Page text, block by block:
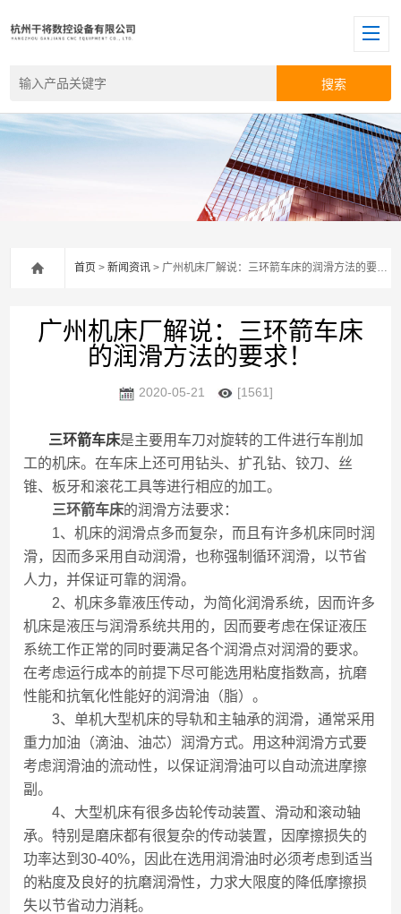
首页 >新闻资讯 > 广州机床厂解说：三环箭车床的润滑方法的要求！
广州机床厂解说：三环箭车床
的润滑方法的要求！
2020-05-21 [1561]
三环箭车床是主要用车刀对旋转的工件进行车削加
工的机床。在车床上还可用钻头、扩孔钻、铰刀、丝
锥、板牙和滚花工具等进行相应的加工。
三环箭车床的润滑方法要求：
1、机床的润滑点多而复杂，而且有许多机床同时润
滑，因而多采用自动润滑，也称强制循环润滑，以节省
人力，并保证可靠的润滑。
2、机床多靠液压传动，为简化润滑系统，因而许多
机床是液压与润滑系统共用的，因而要考虑在保证液压
系统工作正常的同时要满足各个润滑点对润滑的要求。
在考虑运行成本的前提下尽可能选用粘度指数高，抗磨
性能和抗氧化性能好的润滑油（脂）。
3、单机大型机床的导轨和主轴承的润滑，通常采用
重力加油（滴油、油芯）润滑方式。用这种润滑方式要
考虑润滑油的流动性，以保证润滑油可以自动流进摩擦
副。
4、大型机床有很多齿轮传动装置、滑动和滚动轴
承。特别是磨床都有很复杂的传动装置，因摩擦损失的
功率达到30-40%，因此在选用润滑油时必须考虑到适当
的粘度及良好的抗磨润滑性，力求大限度的降低摩擦损
失以节省动力消耗。